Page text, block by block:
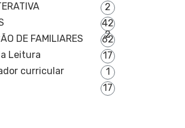
2
42
2
DE FAMILIARES
62
Leitura
17
curricular
1
17